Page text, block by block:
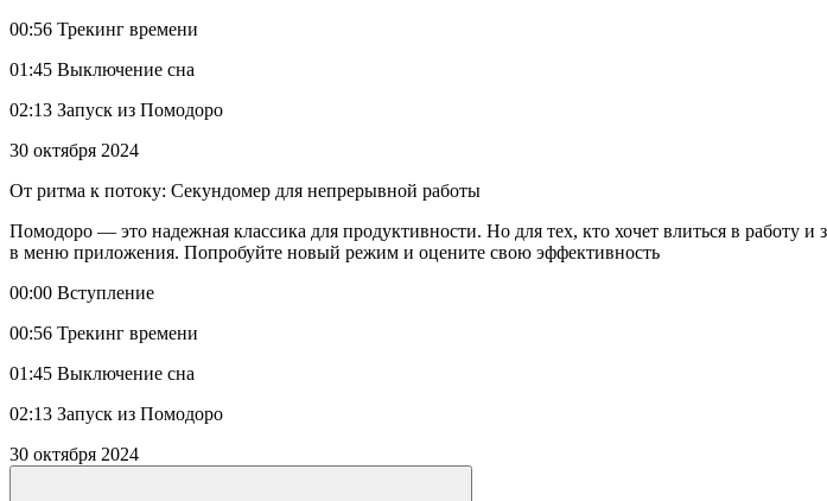
00:56 Трекинг времени
01:45 Выключение сна
02:13 Запуск из Помодоро
30 октября 2024
От ритма к потоку: Секундомер для непрерывной работы
Помодоро — это надежная классика для продуктивности. Но для тех, кто хочет влиться в работу
в меню приложения. Попробуйте новый режим и оцените свою эффективность
00:00 Вступление
00:56 Трекинг времени
01:45 Выключение сна
02:13 Запуск из Помодоро
30 октября 2024